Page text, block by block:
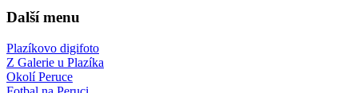
Další menu
Plazíkovo digifoto
Z Galerie u Plazíka
Okolí Peruce